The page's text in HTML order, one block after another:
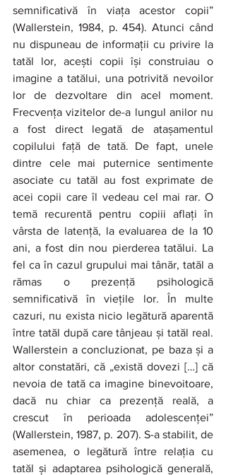
semnificativă în viața acestor copii”
(Wallerstein, 1984, p. 454). Atunci când
nu dispuneau de informații cu privire la
tatăl lor, acești copii își construiau o
imagine a tatălui, una potrivită nevoilor
lor de dezvoltare din acel moment.
Frecvența vizitelor de-a lungul anilor nu
a fost direct legată de atașamentul
copilului față de tată. De fapt, unele
dintre cele mai puternice sentimente
asociate cu tatăl au fost exprimate de
acei copii care îl vedeau cel mai rar. O
temă recurentă pentru copiii aflați în
vârsta de latență, la evaluarea de la 10
ani, a fost din nou pierderea tatălui. La
fel ca în cazul grupului mai tânăr, tatăl a
rămas o prezență psihologică
semnificativă în viețile lor. În multe
cazuri, nu exista nicio legătură aparentă
între tatăl după care tânjeau și tatăl real.
Wallerstein a concluzionat, pe baza și a
altor constatări, că „există dovezi […] că
nevoia de tată ca imagine binevoitoare,
dacă nu chiar ca prezență reală, a
crescut în perioada adolescenței”
(Wallerstein, 1987, p. 207). S-a stabilit, de
asemenea, o legătură între relația cu
tatăl și adaptarea psihologică generală,